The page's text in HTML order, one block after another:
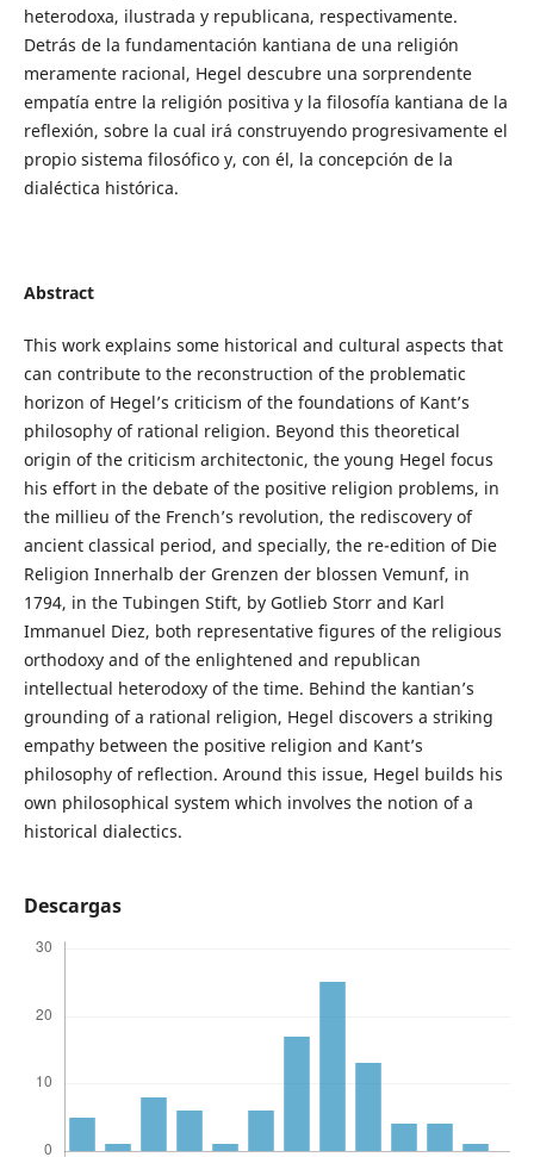
heterodoxa, ilustrada y republicana, respectivamente.
Detrás de la fundamentación kantiana de una religión
meramente racional, Hegel descubre una sorprendente
empatía entre la religión positiva y la filosofía kantiana de la
reflexión, sobre la cual irá construyendo progresivamente el
propio sistema filosófico y, con él, la concepción de la
dialéctica histórica.
Abstract
This work explains some historical and cultural aspects that
can contribute to the reconstruction of the problematic
horizon of Hegel’s criticism of the foundations of Kant’s
philosophy of rational religion. Beyond this theoretical
origin of the criticism architectonic, the young Hegel focus
his effort in the debate of the positive religion problems, in
the millieu of the French’s revolution, the rediscovery of
ancient classical period, and specially, the re-edition of Die
Religion Innerhalb der Grenzen der blossen Vemunf, in
1794, in the Tubingen Stift, by Gotlieb Storr and Karl
Immanuel Diez, both representative figures of the religious
orthodoxy and of the enlightened and republican
intellectual heterodoxy of the time. Behind the kantian’s
grounding of a rational religion, Hegel discovers a striking
empathy between the positive religion and Kant’s
philosophy of reflection. Around this issue, Hegel builds his
own philosophical system which involves the notion of a
historical dialectics.
Descargas